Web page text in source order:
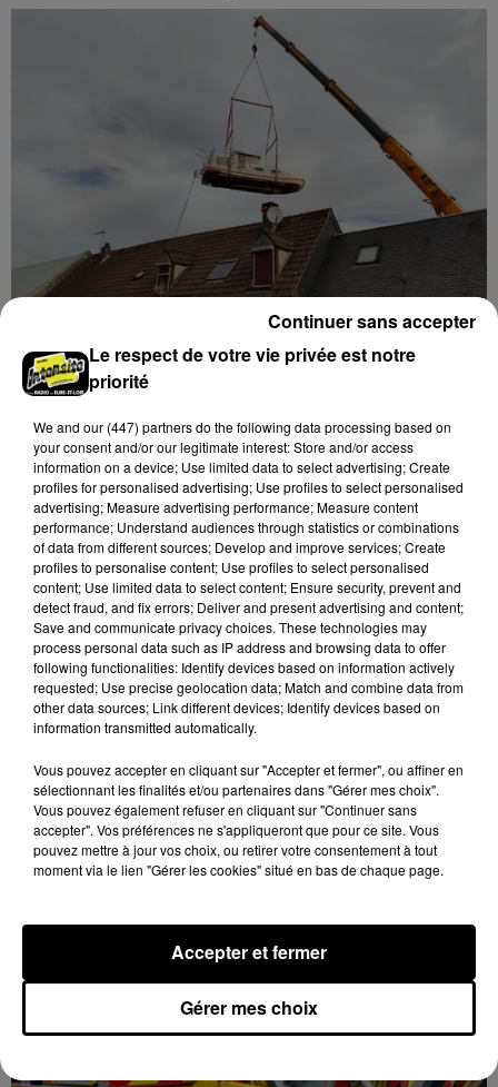
🔊 UNE PÉNICHETTE VOLANTE EN EURE-
DERNIERES INFOS Voir plus
Barjouville : quatre blessés légers dans un
accident impliquant...
La circulation a été fortement perturbée ce samedi
suite d'une collision entre trois véhicules. Quatre...
Le respect de votre vie privée est notre
priorité
We and our (447) partnersdo the following data processing based on
your consent and/or our legitimate interest: Store and/or access
information on a device; Use limited data to select advertising; Create
profiles for personalised advertising; Use profiles to select personalised
advertising; Measure advertising performance; Measure content
performance; Understand audiences through statistics or combinations
of data from different sources; Develop and improve services; Create
profiles to personalise content; Use profiles to select personalised
content; Use limited data to select content; Ensure security, prevent and
detect fraud, and fix errors; Deliver and present advertising and content;
Save and communicate privacy choices. These technologies may
process personal data such as IP address and browsing data to offer
following functionalities: Identify devices based on information actively
requested; Use precise geolocation data; Match and combine data from
other data sources; Link different devices; Identify devices based on
information transmitted automatically.
Vous pouvez accepter en cliquant sur "Accepter et fermer", ou affiner en
sélectionnant les finalités et/ou partenaires dans "Gérer mes choix".
Vous pouvez également refuser en cliquant sur "Continuer sans
accepter". Vos préférences ne s'appliqueront que pour ce site. Vous
pouvez mettre à jour vos choix, ou retirer votre consentement à tout
moment via le lien "Gérer les cookies" situé en bas de chaque page.
Gérer mes choix
Accepter et fermer
Continuer sans accepter